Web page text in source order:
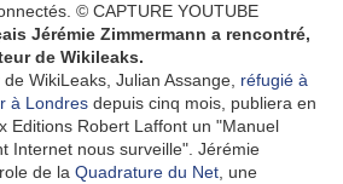
© CAPTURE YOUTUBE
Jérémie Zimmermann a rencontré,
de Wikileaks.
de WikiLeaks, Julian Assange, réfugié à
à Londres depuis cinq mois, publiera en
Editions Robert Laffont un "Manuel
Internet nous surveille". Jérémie
de la Quadrature du Net , une